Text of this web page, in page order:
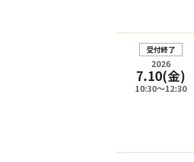
受付終了
2026
7.10(金)
10:30～12:30